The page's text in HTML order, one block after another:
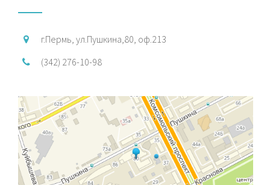
г.Пермь, ул.Пушкина,80, оф.213
(342) 276-10-98